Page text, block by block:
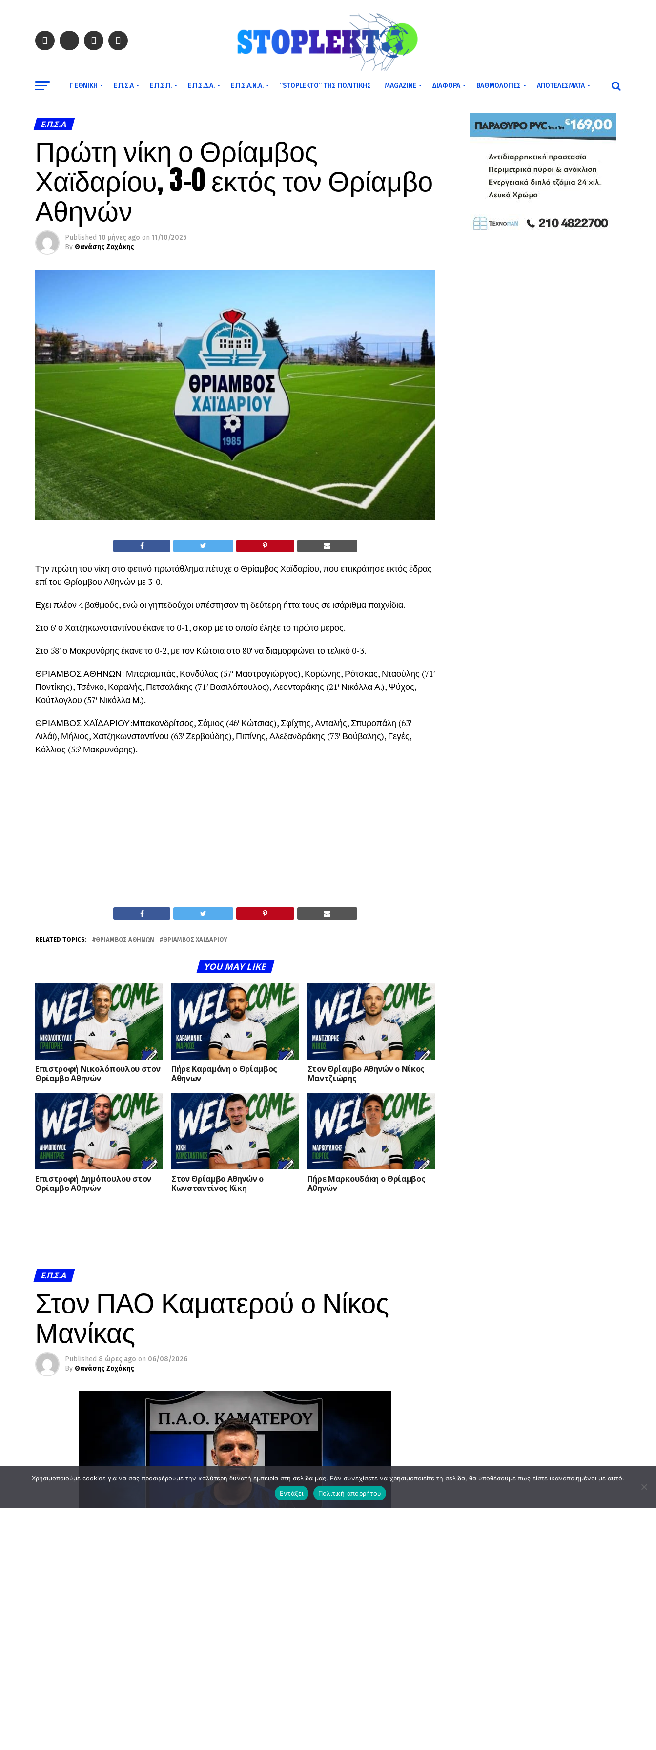
Γ ΕΘΝΙΚΉ Ε.Π.Σ.Α Ε.Π.Σ.Π. Ε.Π.Σ.Δ.Α. Ε.Π.Σ.Α.Ν.Α. ”STOPLEKTO” ΤΗΣ ΠΟΛΙΤΙΚΗΣ MAGAZINE ΔΙΆΦΟΡΑ ΒΑΘΜΟΛΟΓΊΕΣ ΑΠΟΤΕΛΈΣΜΑΤΑ
Ε.Π.Σ.Α
Πρώτη νίκη ο Θρίαμβος
Χαϊδαρίου, 3-0 εκτός τον Θρίαμβο
Αθηνών
Published 10 μήνες ago on 11/10/2025
By Θανάσης Ζαχάκης
Την πρώτη του νίκη στο φετινό πρωτάθλημα πέτυχε ο Θρίαμβος Χαϊδαρίου, που επικράτησε εκτός έδρας
επί του Θρίαμβου Αθηνών με 3-0.
Εχει πλέον 4 βαθμούς, ενώ οι γηπεδούχοι υπέστησαν τη δεύτερη ήττα τους σε ισάριθμα παιχνίδια.
Στο 6′ ο Χατζηκωνσταντίνου έκανε το 0-1, σκορ με το οποίο έληξε το πρώτο μέρος.
Στο 58′ ο Μακρυνόρης έκανε το 0-2, με τον Κώτσια στο 80′ να διαμορφώνει το τελικό 0-3.
ΘΡΙΑΜΒΟΣ ΑΘΗΝΩΝ: Μπαριαμπάς, Κονδύλας (57′ Μαστρογιώργος), Κορώνης, Ρότσκας, Νταούλης (71′
Ποντίκης), Τσένκο, Καραλής, Πετσαλάκης (71′ Βασιλόπουλος), Λεονταράκης (21′ Νικόλλα Α.), Ψύχος,
Κούτλογλου (57′ Νικόλλα Μ.).
ΘΡΙΑΜΒΟΣ ΧΑΪΔΑΡΙΟΥ:Μπακανδρίτσος, Σάμιος (46′ Κώτσιας), Σφίχτης, Ανταλής, Σπυροπάλη (63′
Λιλάι), Μήλιος, Χατζηκωνσταντίνου (63′ Ζερβούδης), Πιπίνης, Αλεξανδράκης (73′ Βούβαλης), Γεγές,
Κόλλιας (55′ Μακρυνόρης).
RELATED TOPICS: ΘΡΊΑΜΒΟΣ ΑΘΗΝΏΝ ΘΡΊΑΜΒΟΣ ΧΑΪΔΑΡΊΟΥ
YOU MAY LIKE
Επιστροφή Νικολόπουλου στον
Θρίαμβο Αθηνών
Πήρε Καραμάνη ο Θρίαμβος
Αθηνων
Στον Θρίαμβο Αθηνών ο Νίκος
Μαντζιώρης
Επιστροφή Δημόπουλου στον
Θρίαμβο Αθηνών
Στον Θρίαμβο Αθηνών ο
Κωνσταντίνος Κίκη
Πήρε Μαρκουδάκη ο Θρίαμβος
Αθηνών
Ε.Π.Σ.Α
Στον ΠΑΟ Καματερού ο Νίκος
Μανίκας
Published 8 ώρες ago on 06/08/2026
By Θανάσης Ζαχάκης
Χρησιμοποιούμε cookies για να σας προσφέρουμε την καλύτερη δυνατή εμπειρία στη σελίδα μας. Εάν συνεχίσετε να χρησιμοποιείτε τη σελίδα, θα υποθέσουμε πως είστε ικανοποιημένοι με αυτό.
Εντάξει
Πολιτική απορρήτου